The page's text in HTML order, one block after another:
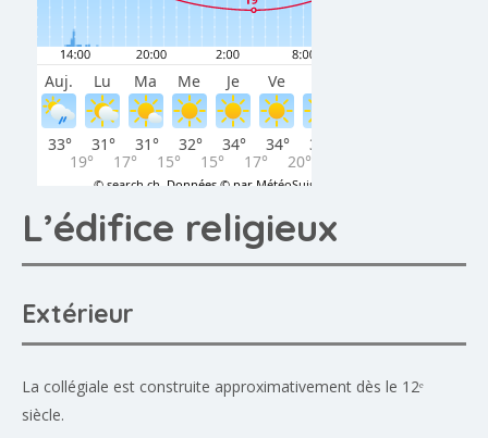
L’édifice religieux
Extérieur
La collégiale est construite approximativement dès le 12ᵉ
siècle.